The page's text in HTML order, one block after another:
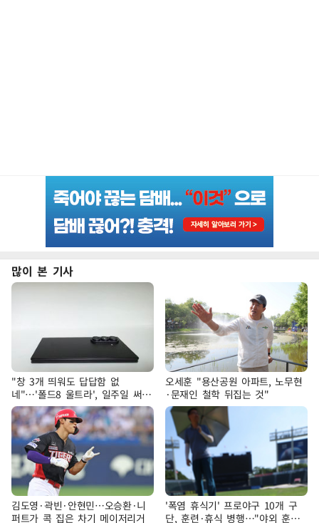
많이 본 기사
"창 3개 띄워도 답답함 없
네"…'폴드8 울트라', 일주일 써보
니
오세훈 "용산공원 아파트, 노무현
·문재인 철학 뒤집는 것"
김도영·곽빈·안현민…오승환·니
퍼트가 콕 집은 차기 메이저리거
'폭염 휴식기' 프로야구 10개 구
단, 훈련·휴식 병행…"야외 훈련